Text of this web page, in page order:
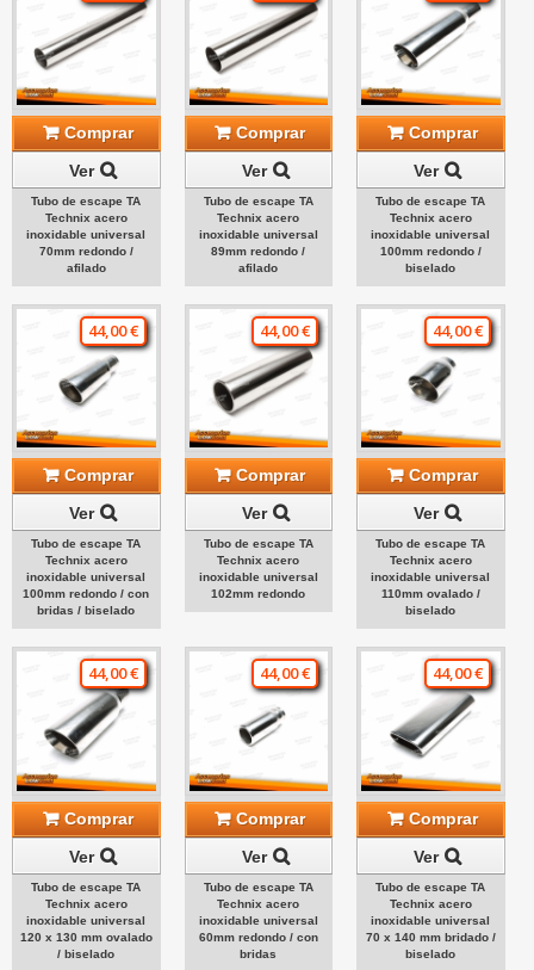
Comprar
Ver
Tubo de escape TA
Technix acero
inoxidable universal
70mm redondo /
afilado
Comprar
Ver
Tubo de escape TA
Technix acero
inoxidable universal
89mm redondo /
afilado
Comprar
Ver
Tubo de escape TA
Technix acero
inoxidable universal
100mm redondo /
biselado
44,00 €
Comprar
Ver
Tubo de escape TA
Technix acero
inoxidable universal
100mm redondo / con
bridas / biselado
44,00 €
Comprar
Ver
Tubo de escape TA
Technix acero
inoxidable universal
102mm redondo
44,00 €
Comprar
Ver
Tubo de escape TA
Technix acero
inoxidable universal
110mm ovalado /
biselado
44,00 €
Comprar
Ver
Tubo de escape TA
Technix acero
inoxidable universal
120 x 130 mm ovalado
/ biselado
44,00 €
Comprar
Ver
Tubo de escape TA
Technix acero
inoxidable universal
60mm redondo / con
bridas
44,00 €
Comprar
Ver
Tubo de escape TA
Technix acero
inoxidable universal
70 x 140 mm bridado /
biselado